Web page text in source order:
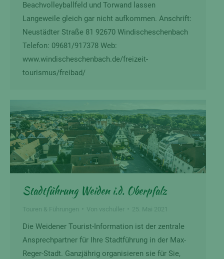
Beachvolleyballfeld und Torwand lassen
Langeweile gleich gar nicht aufkommen. Anschrift:
Neustädter Straße 81 92670 Windischeschenbach
Telefon: 09681/917378 Web:
www.windischeschenbach.de/freizeit-
tourismus/freibad/
Stadtführung Weiden i.d. Oberpfalz
Touren & Führungen Von vschuller 25. Mai 2021
Die Weidener Tourist-Information ist der zentrale
Ansprechpartner für Ihre Stadtführung in der Max-
Reger-Stadt. Ganzjährig organisieren sie für Sie,